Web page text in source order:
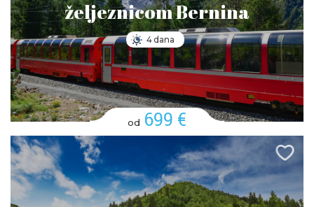
željeznicom Bernina
4 dana
od 699 €